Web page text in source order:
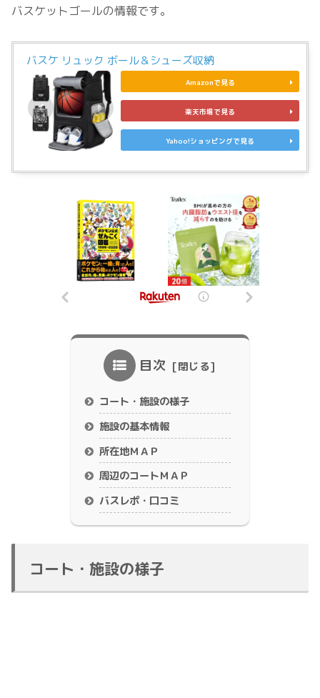
バスケットゴールの情報です。
バスケ リュック ボール＆シューズ収納
Amazonで見る
楽天市場で見る
Yahoo!ショッピングで見る
目次
コート・施設の様子
施設の基本情報
所在地ＭＡＰ
周辺のコートＭＡＰ
バスレポ・口コミ
コート・施設の様子